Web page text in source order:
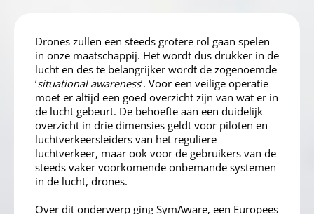
Drones zullen een steeds grotere rol gaan spelen
in onze maatschappij. Het wordt dus drukker in de
lucht en des te belangrijker wordt de zogenoemde
‘situational awareness’. Voor een veilige operatie
moet er altijd een goed overzicht zijn van wat er in
de lucht gebeurt. De behoefte aan een duidelijk
overzicht in drie dimensies geldt voor piloten en
luchtverkeersleiders van het reguliere
luchtverkeer, maar ook voor de gebruikers van de
steeds vaker voorkomende onbemande systemen
in de lucht, drones.
Over dit onderwerp ging SymAware, een Europees